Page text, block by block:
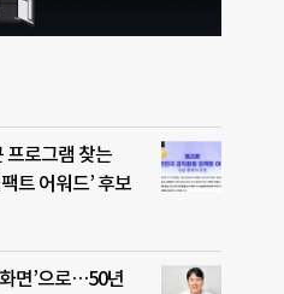
프로그램 찾는
트 어워드’ 후보
면’으로…50년